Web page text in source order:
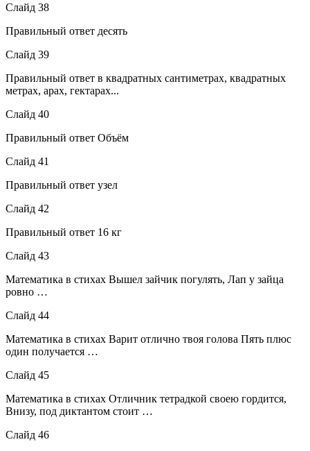
Слайд 38
Правильный ответ десять
Слайд 39
Правильный ответ в квадратных сантиметрах, квадратных
метрах, арах, гектарах...
Слайд 40
Правильный ответ Объём
Слайд 41
Правильный ответ узел
Слайд 42
Правильный ответ 16 кг
Слайд 43
Математика в стихах Вышел зайчик погулять, Лап у зайца
ровно …
Слайд 44
Математика в стихах Варит отлично твоя голова Пять плюс
один получается …
Слайд 45
Математика в стихах Отличник тетрадкой своею гордится,
Внизу, под диктантом стоит …
Слайд 46